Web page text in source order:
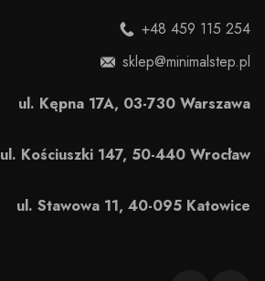
+48 459 115 254
sklep@minimalstep.pl
ul. Kępna 17A, 03-730 Warszawa
ul. Kościuszki 147, 50-440 Wrocław
ul. Stawowa 11, 40-095 Katowice